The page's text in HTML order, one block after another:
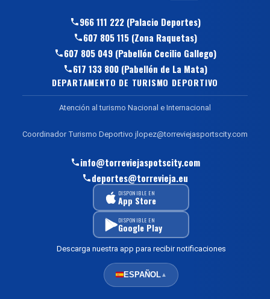
966 111 222 (Palacio Deportes)
607 805 115 (Zona Raquetas)
607 805 049 (Pabellón Cecilio Gallego)
617 133 800 (Pabellón de La Mata)
DEPARTAMENTO DE TURISMO DEPORTIVO
Atención al turismo Nacional e Internacional
Coordinador Turismo Deportivo jlopez@torreviejasportscity.com
info@torreviejaspotscity.com
deportes@torrevieja.eu
DISPONIBLE EN
App Store
DISPONIBLE EN
Google Play
Descarga nuestra app para recibir notificaciones
ESPAÑOL▲